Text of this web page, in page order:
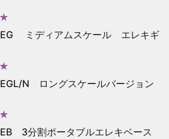
ミディアムスケール エレキギ
N ロングスケールバージョン
3分割ポータブルエレキベース